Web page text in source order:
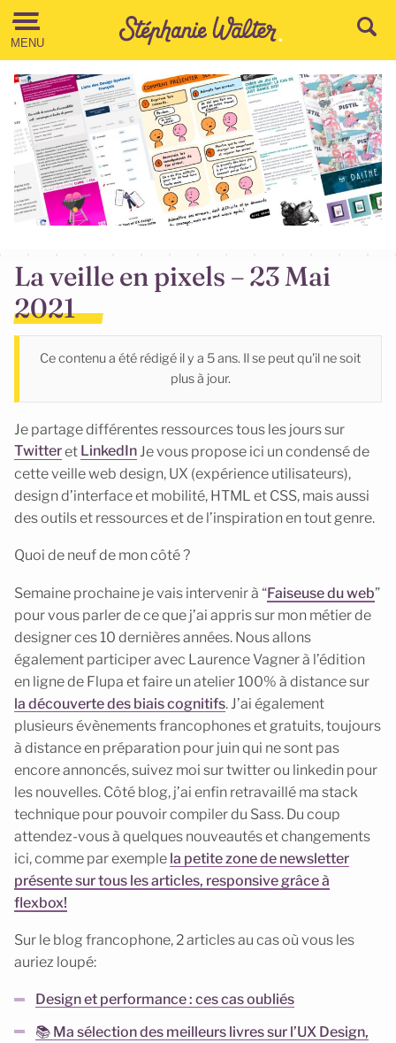
Aller au contenu
MENU
La veille en pixels – 23 Mai
2021
Ce contenu a été rédigé il y a 5 ans. Il se peut qu'il ne soit
plus à jour.
Je partage différentes ressources tous les jours sur
Twitteret LinkedIn Je vous propose ici un condensé de
cette veille web design, UX (expérience utilisateurs),
design d’interface et mobilité, HTML et CSS, mais aussi
des outils et ressources et de l’inspiration en tout genre.
Quoi de neuf de mon côté ?
Semaine prochaine je vais intervenir à “Faiseuse du web”
pour vous parler de ce que j’ai appris sur mon métier de
designer ces 10 dernières années. Nous allons
également participer avec Laurence Vagner à l’édition
en ligne de Flupa et faire un atelier 100% à distance sur
la découverte des biais cognitifs. J’ai également
plusieurs évènements francophones et gratuits, toujours
à distance en préparation pour juin qui ne sont pas
encore annoncés, suivez moi sur twitter ou linkedin pour
les nouvelles. Côté blog, j’ai enfin retravaillé ma stack
technique pour pouvoir compiler du Sass. Du coup
attendez-vous à quelques nouveautés et changements
ici, comme par exemple la petite zone de newsletter
présente sur tous les articles, responsive grâce à
flexbox!
Sur le blog francophone, 2 articles au cas où vous les
auriez loupé:
Design et performance : ces cas oubliés
📚 Ma sélection des meilleurs livres sur l’UX Design,